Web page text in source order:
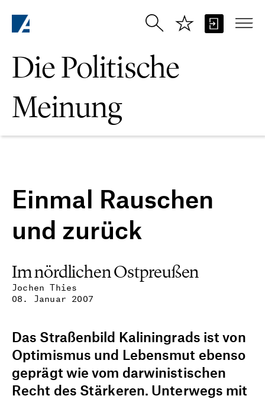
Die Politische
Meinung
Einmal Rauschen
und zurück
Jochen Thies
08. Januar 2007
Im nördlichen Ostpreußen
Das Straßenbild Kaliningrads ist von
Optimismus und Lebensmut ebenso
geprägt wie vom darwinistischen
Recht des Stärkeren. Unterwegs mit